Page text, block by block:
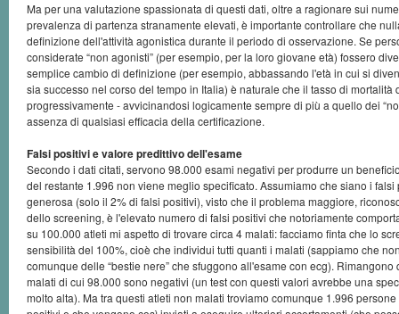
Ma per una valutazione spassionata di questi dati, oltre a ragionare sui
prevalenza di partenza stranamente elevati, è importante controllare che
definizione dell'attività agonistica durante il periodo di osservazione. Se
considerate “non agonisti” (per esempio, per la loro giovane età) fossero
semplice cambio di definizione (per esempio, abbassando l'età in cui si
sia successo nel corso del tempo in Italia) è naturale che il tasso di mortalità
progressivamente - avvicinandosi logicamente sempre di più a quello dei
assenza di qualsiasi efficacia della certificazione.
Falsi positivi e valore predittivo dell'esame
Secondo i dati citati, servono 98.000 esami negativi per produrre un
del restante 1.996 non viene meglio specificato. Assumiamo che siano i falsi
generosa (solo il 2% di falsi positivi), visto che il problema maggiore,
dello screening, è l'elevato numero di falsi positivi che notoriamente
su 100.000 atleti mi aspetto di trovare circa 4 malati: facciamo finta che lo
sensibilità del 100%, cioè che individui tutti quanti i malati (sappiamo che
comunque delle “bestie nere” che sfuggono all'esame con ecg).
malati di cui 98.000 sono negativi (un test con questi valori avrebbe una
molto alta). Ma tra questi atleti non malati troviamo comunque 1.996